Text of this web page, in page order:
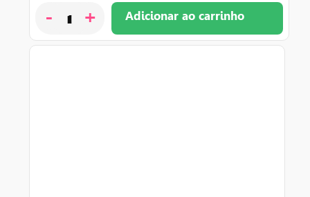
- + Adicionar ao carrinho